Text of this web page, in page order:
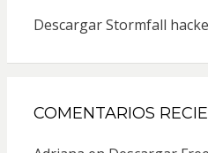
Descargar Stormfall
COMENTARIOS